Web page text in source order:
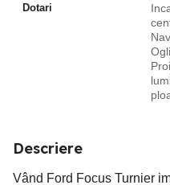
Dotari
Descriere
Vând Ford Focus Turnier